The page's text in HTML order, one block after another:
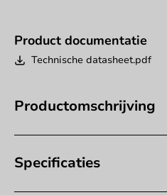
Product documentatie
Technische datasheet.pdf
Productomschrijving
Specificaties